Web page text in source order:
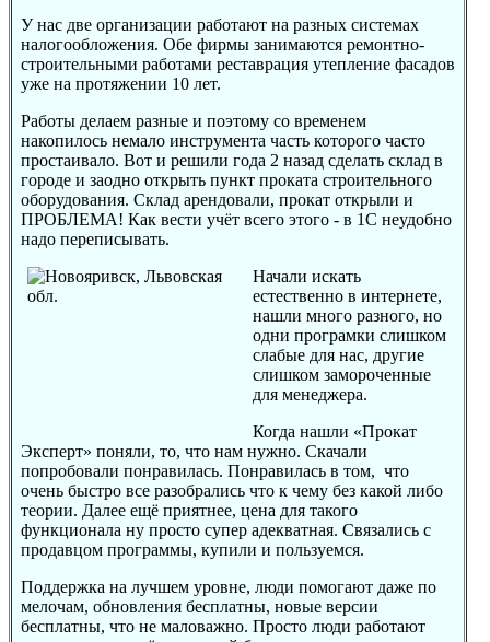
У нас две организации работают на разных системах
налогообложения. Обе фирмы занимаются ремонтно-
строительными работами реставрация утепление фасадов
уже на протяжении 10 лет.
Работы делаем разные и поэтому со временем
накопилось немало инструмента часть которого часто
простаивало. Вот и решили года 2 назад сделать склад в
городе и заодно открыть пункт проката строительного
оборудования. Склад арендовали, прокат открыли и
ПРОБЛЕМА! Как вести учёт всего этого - в 1С неудобно
надо переписывать.
Начали искать
естественно в интернете,
нашли много разного, но
одни програмки слишком
слабые для нас, другие
слишком замороченные
для менеджера.
Когда нашли «Прокат
Эксперт» поняли, то, что нам нужно. Скачали
попробовали понравилась. Понравилась в том, что
очень быстро все разобрались что к чему без какой либо
теории. Далее ещё приятнее, цена для такого
функционала ну просто супер адекватная. Связались с
продавцом программы, купили и пользуемся.
Поддержка на лучшем уровне, люди помогают даже по
мелочам, обновления бесплатны, новые версии
бесплатны, что не маловажно. Просто люди работают